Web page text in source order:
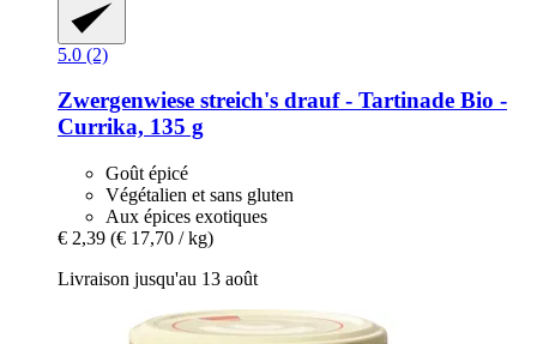
5.0 (2)
Zwergenwiese streich's drauf -​ Tartinade Bio -​
Currika, 135 g
Goût épicé
Végétalien et sans gluten
Aux épices exotiques
€ 2,39 (€ 17,70 / kg)
Livraison jusqu'au 13 août